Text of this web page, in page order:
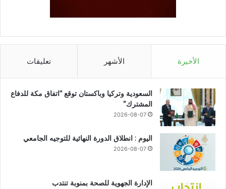
الأخيرة الأشهر تعليقات
السعودية وتركيا وباكستان توقع “اتفاق مكة للدفاع
المشترك”
2026-08-07
اليوم : انطلاق الدورة النهائية للتوجيه الجامعي
2026-08-07
الإدارة الجهوية للصحة بمنوبة تنتدب